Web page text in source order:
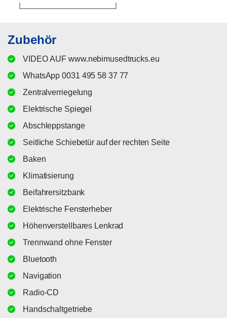
Zubehör
VIDEO AUF www.nebimusedtrucks.eu
WhatsApp 0031 495 58 37 77
Zentralverriegelung
Elektrische Spiegel
Abschleppstange
Seitliche Schiebetür auf der rechten Seite
Baken
Klimatisierung
Beifahrersitzbank
Elektrische Fensterheber
Höhenverstellbares Lenkrad
Trennwand ohne Fenster
Bluetooth
Navigation
Radio-CD
Handschaltgetriebe